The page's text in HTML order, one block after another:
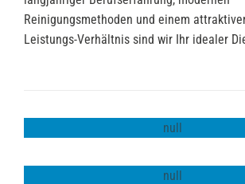
Reinigungsmethoden und einem
Leistungs-Verhältnis sind wir Ihr idealer
Leistungen in der